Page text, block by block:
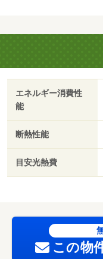
エネルギー消費性
能
断熱性能
目安光熱費
この物